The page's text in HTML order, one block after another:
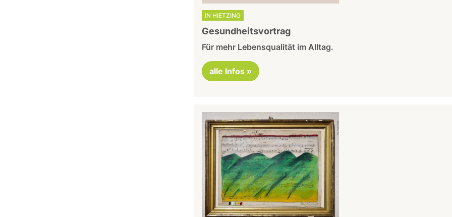
IN HIETZING
Gesundheitsvortrag
Für mehr Lebensqualität im Alltag.
alle Infos »